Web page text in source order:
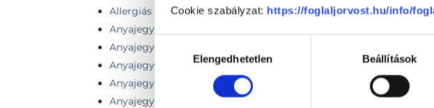
Cookie szabályzat: https://foglaljorvost.hu/info/
Hozzájárulás
kiválasztásaElengedhetetlen Beállítások
Allergiás reakció
Anyajegy, bőrdaganatok eltávolítása
Anyajegy, bőrdaganat sebészi eltávolítása
Anyajegy eltávolítás
Anyajegy eltávolítása + szövettan (1 db)
Anyajegy eltávolítása technikailag bonyolult területről